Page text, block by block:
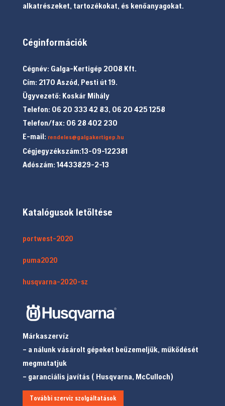
alkatrészeket, tartozékokat, és kenőanyagokat.
Céginformációk
Cégnév: Galga-Kertigép 2008 Kft.
Cím: 2170 Aszód, Pesti út 19.
Ügyvezető: Koskár Mihály
Telefon: 06 20 333 42 83, 06 20 425 1258
Telefon/fax: 06 28 402 230
E-mail: rendeles@galgakertigep.hu
Cégjegyzékszám:13-09-122381
Adószám: 14433829-2-13
Katalógusok letöltése
portwest-2020
puma2020
husqvarna-2020-sz
Márkaszervíz
– a nálunk vásárolt gépeket beüzemeljük, működését
megmutatjuk
– garanciális javítás ( Husqvarna, McCulloch)
További szerviz szolgáltatások